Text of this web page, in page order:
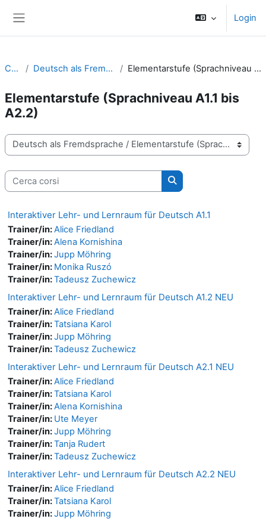
Login
Corsi Deutsch als Fremdsprache Elementarstufe (Sprachniveau A1.1 bis A2.2)
Elementarstufe (Sprachniveau A1.1 bis
A2.2)
Categorie di corso
Cerca corsi
Cerca corsi
Interaktiver Lehr- und Lernraum für Deutsch A1.1
Trainer/in:Alice Friedland
Trainer/in:Alena Kornishina
Trainer/in:Jupp Möhring
Trainer/in: Monika Ruszó
Trainer/in:Tadeusz Zuchewicz
Interaktiver Lehr- und Lernraum für Deutsch A1.2 NEU
Trainer/in:Alice Friedland
Trainer/in:Tatsiana Karol
Trainer/in:Jupp Möhring
Trainer/in:Tadeusz Zuchewicz
Interaktiver Lehr- und Lernraum für Deutsch A2.1 NEU
Trainer/in:Alice Friedland
Trainer/in:Tatsiana Karol
Trainer/in:Alena Kornishina
Trainer/in: Ute Meyer
Trainer/in:Jupp Möhring
Trainer/in:Tanja Rudert
Trainer/in:Tadeusz Zuchewicz
Interaktiver Lehr- und Lernraum für Deutsch A2.2 NEU
Trainer/in:Alice Friedland
Trainer/in:Tatsiana Karol
Trainer/in:Jupp Möhring